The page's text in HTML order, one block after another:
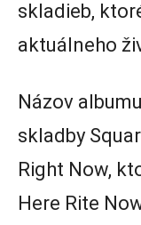
skladieb,
aktuálneho
Názov
skladby
Right Now,
Here Rite